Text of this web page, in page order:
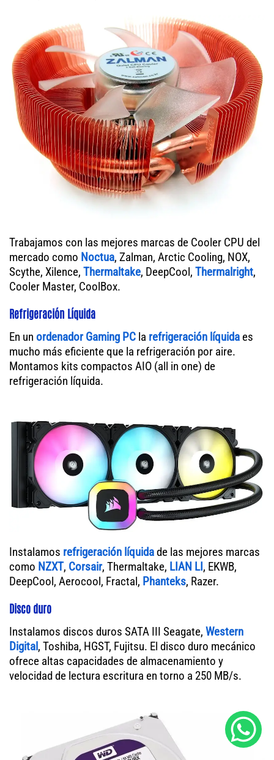
Trabajamos con las mejores marcas de Cooler CPU del
mercado como Noctua, Zalman, Arctic Cooling, NOX,
Scythe, Xilence, Thermaltake, DeepCool, Thermalright,
Cooler Master, CoolBox.
Refrigeración Líquida
En un ordenador Gaming PC la refrigeración líquida es
mucho más eficiente que la refrigeración por aire.
Montamos kits compactos AIO (all in one) de
refrigeración líquida.
Instalamos refrigeración líquidade las mejores marcas
como NZXT, Corsair, Thermaltake, LIAN LI, EKWB,
DeepCool, Aerocool, Fractal, Phanteks, Razer.
Disco duro
Instalamos discos duros SATA III Seagate, Western
Digital, Toshiba, HGST, Fujitsu. El disco duro mecánico
ofrece altas capacidades de almacenamiento y
velocidad de lectura escritura en torno a 250 MB/s.